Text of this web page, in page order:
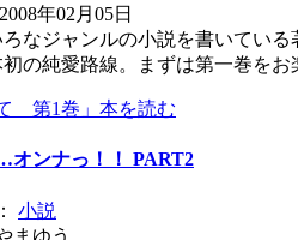
年02月05日
ろなジャンルの小説を書いてい
初の純愛路線。まずは第一巻を
第1巻」本を読む
オンナっ！！ PART2
小説
まゆう